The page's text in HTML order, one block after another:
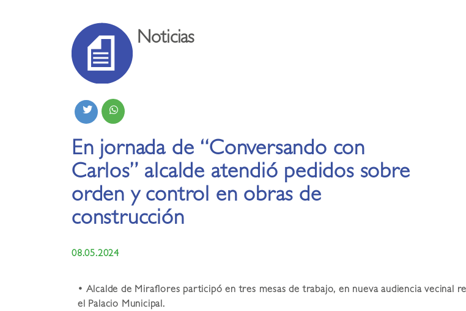
Noticias
En jornada de “Conversando con
Carlos” alcalde atendió pedidos sobre
orden y control en obras de
construcción
08.05.2024
• Alcalde de Miraflores participó en tres mesas de trabajo, en nueva audiencia vecinal
el Palacio Municipal.